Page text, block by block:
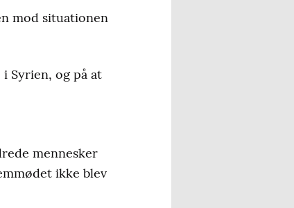
mod situationen
Syrien, og på at
mennesker
ikke blev